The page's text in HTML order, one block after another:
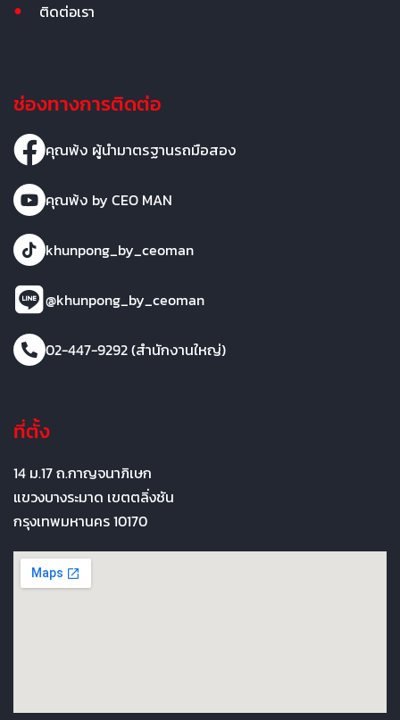
ติดต่อเรา
ช่องทางการติดต่อ
คุณพ้ง ผู้นำมาตรฐานรถมือสอง
คุณพ้ง by CEO MAN
khunpong_by_ceoman
@khunpong_by_ceoman
02-447-9292 (สำนักงานใหญ่)
ที่ตั้ง
14 ม.17 ถ.กาญจนาภิเษก
แขวงบางระมาด เขตตลิ่งชัน
กรุงเทพมหานคร 10170